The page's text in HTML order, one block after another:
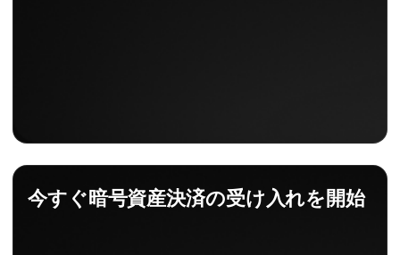
今すぐ暗号資産決済の受け入れを開始